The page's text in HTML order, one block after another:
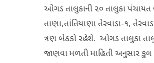
ઓગડ તાલુકાની ૨૦ તાલુકા પંચાયત
તાણા,તાંતિયાણા તેરવાડા-૧,
ત્રણ બેઠકો રહેશે. ઓગડ તાલુકા
જાણવા મળતી માહિતી અનુસાર